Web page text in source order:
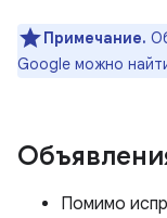
Примечание.
Google можно
Помимо